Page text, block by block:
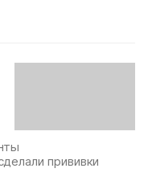
прививки